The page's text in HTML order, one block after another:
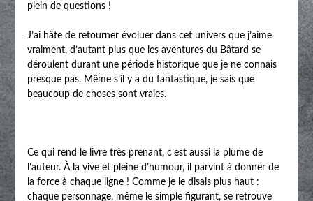
plein de questions !
J’ai hâte de retourner évoluer dans cet univers que j’aime
vraiment, d’autant plus que les aventures du Bâtard se
déroulent durant une période historique que je ne connais
presque pas. Même s’il y a du fantastique, je sais que
beaucoup de choses sont vraies.
Ce qui rend le livre très prenant, c’est aussi la plume de
l’auteur. À la vive et pleine d’humour, il parvint à donner de
la force à chaque ligne ! Comme je le disais plus haut :
chaque personnage, même le simple figurant, se retrouve